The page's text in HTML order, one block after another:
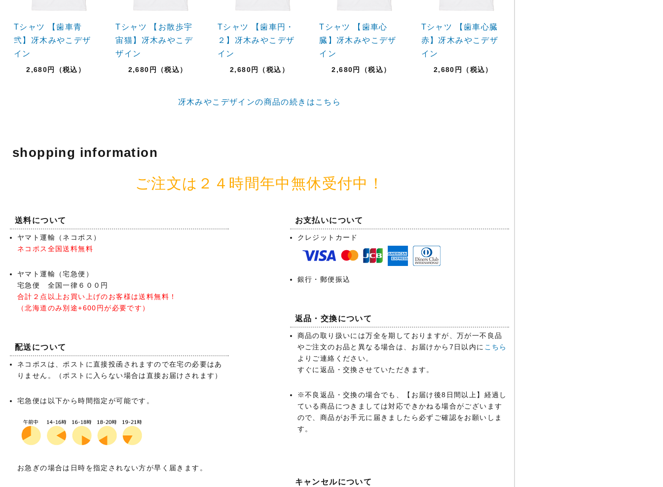
Tシャツ 【歯車青
弐】冴木みやこデザ
イン
2,680円（税込）
Tシャツ 【お散歩宇
宙猫】冴木みやこデ
ザイン
2,680円（税込）
Tシャツ 【歯車円・
２】冴木みやこデザ
イン
2,680円（税込）
Tシャツ 【歯車心
臓】冴木みやこデザ
イン
2,680円（税込）
Tシャツ 【歯車心臓
赤】冴木みやこデザ
イン
2,680円（税込）
冴木みやこデザインの商品の続きはこちら
shopping information
ご注文は２４時間年中無休受付中！
送料について
ヤマト運輸（ネコポス）
ネコポス全国送料無料
ヤマト運輸（宅急便）
宅急便 全国一律６００円
合計２点以上お買い上げのお客様は送料無料！
（北海道のみ別途+600円が必要です）
配送について
ネコポスは、ポストに直接投函されますので在宅の必要はあ
りません。（ポストに入らない場合は直接お届けされます）
宅急便は以下から時間指定が可能です。
お急ぎの場合は日時を指定されない方が早く届きます。
お支払いについて
クレジットカード
銀行・郵便振込
返品・交換について
商品の取り扱いには万全を期しておりますが、万が一不良品
やご注文のお品と異なる場合は、お届けから7日以内に こちら
よりご連絡ください。
すぐに返品・交換させていただきます。
※不良返品・交換の場合でも、【お届け後8日間以上】経過し
ている商品につきましては対応できかねる場合がございます
ので、商品がお手元に届きましたら必ずご確認をお願いしま
す。
キャンセルについて